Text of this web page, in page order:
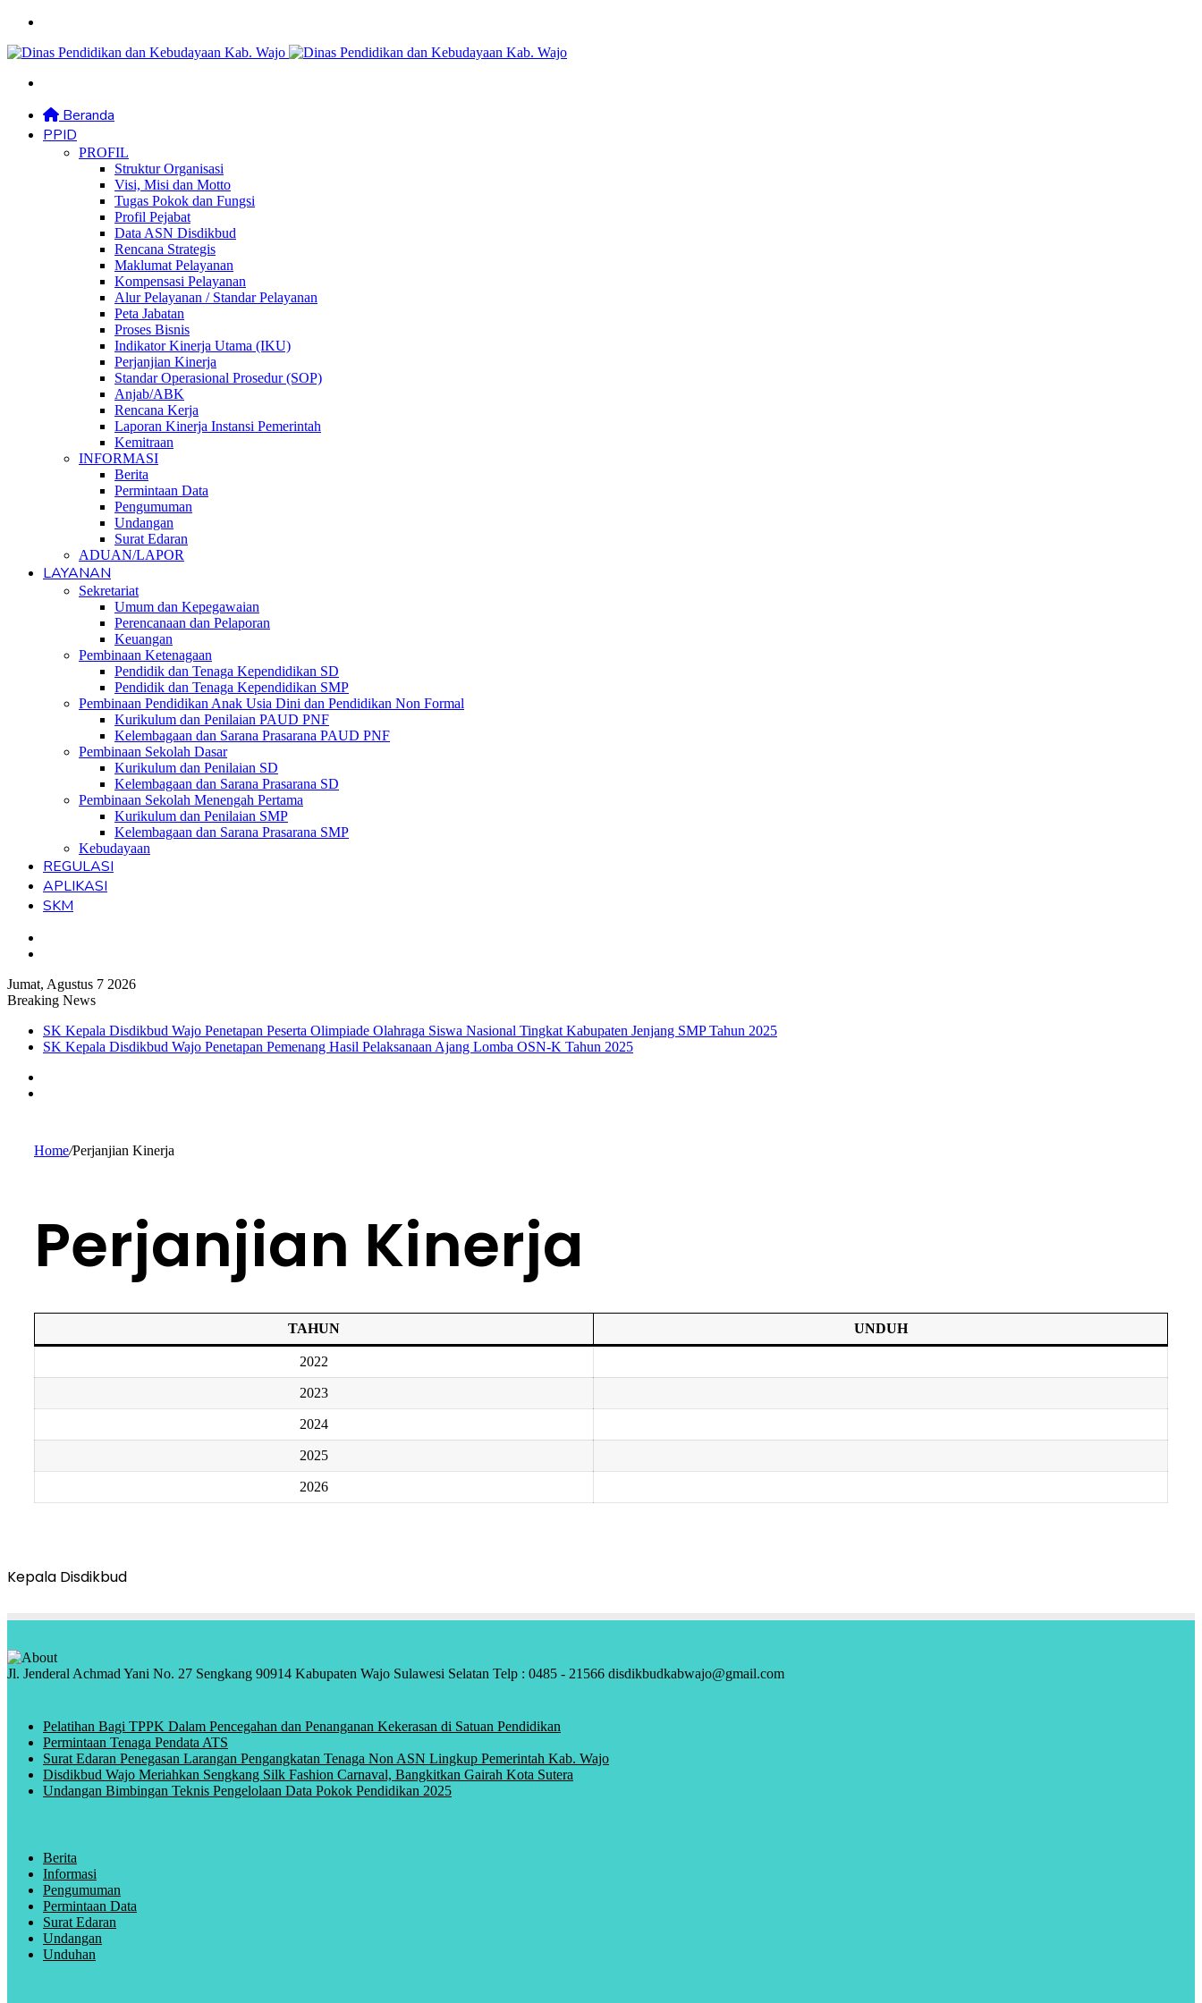
Beranda
PPID
PROFIL
Struktur Organisasi
Visi, Misi dan Motto
Tugas Pokok dan Fungsi
Profil Pejabat
Data ASN Disdikbud
Rencana Strategis
Maklumat Pelayanan
Kompensasi Pelayanan
Alur Pelayanan / Standar Pelayanan
Peta Jabatan
Proses Bisnis
Indikator Kinerja Utama (IKU)
Perjanjian Kinerja
Standar Operasional Prosedur (SOP)
Anjab/ABK
Rencana Kerja
Laporan Kinerja Instansi Pemerintah
Kemitraan
INFORMASI
Berita
Permintaan Data
Pengumuman
Undangan
Surat Edaran
ADUAN/LAPOR
LAYANAN
Sekretariat
Umum dan Kepegawaian
Perencanaan dan Pelaporan
Keuangan
Pembinaan Ketenagaan
Pendidik dan Tenaga Kependidikan SD
Pendidik dan Tenaga Kependidikan SMP
Pembinaan Pendidikan Anak Usia Dini dan Pendidikan Non Formal
Kurikulum dan Penilaian PAUD PNF
Kelembagaan dan Sarana Prasarana PAUD PNF
Pembinaan Sekolah Dasar
Kurikulum dan Penilaian SD
Kelembagaan dan Sarana Prasarana SD
Pembinaan Sekolah Menengah Pertama
Kurikulum dan Penilaian SMP
Kelembagaan dan Sarana Prasarana SMP
Kebudayaan
REGULASI
APLIKASI
SKM
Jumat, Agustus 7 2026
Breaking News
SK Kepala Disdikbud Wajo Penetapan Peserta Olimpiade Olahraga Siswa Nasional Tingkat Kabupaten Jenjang SMP Tahun 2025
SK Kepala Disdikbud Wajo Penetapan Pemenang Hasil Pelaksanaan Ajang Lomba OSN-K Tahun 2025
Home/Perjanjian Kinerja
Perjanjian Kinerja
TAHUN UNDUH
2022
2023
2024
2025
2026
Kepala Disdikbud
Jl. Jenderal Achmad Yani No. 27 Sengkang 90914 Kabupaten Wajo Sulawesi Selatan Telp : 0485 - 21566 disdikbudkabwajo@gmail.com
Pelatihan Bagi TPPK Dalam Pencegahan dan Penanganan Kekerasan di Satuan Pendidikan
Permintaan Tenaga Pendata ATS
Surat Edaran Penegasan Larangan Pengangkatan Tenaga Non ASN Lingkup Pemerintah Kab. Wajo
Disdikbud Wajo Meriahkan Sengkang Silk Fashion Carnaval, Bangkitkan Gairah Kota Sutera
Undangan Bimbingan Teknis Pengelolaan Data Pokok Pendidikan 2025
Berita
Informasi
Pengumuman
Permintaan Data
Surat Edaran
Undangan
Unduhan